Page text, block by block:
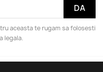
aceasta te rugam sa folosesti
legala.